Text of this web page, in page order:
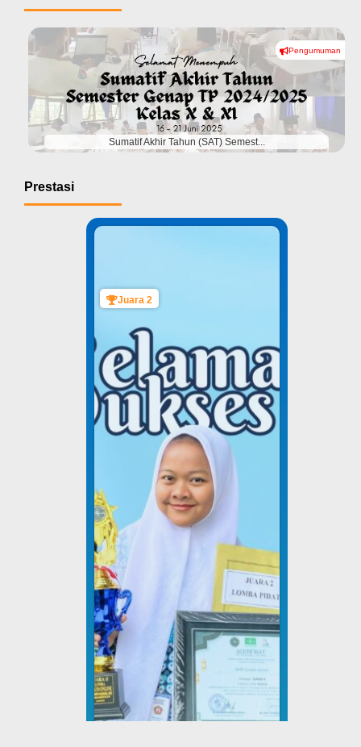
Pengumuman
#
Sumatif Akhir Tahun (SAT) Semest...
Prestasi
Juara 2